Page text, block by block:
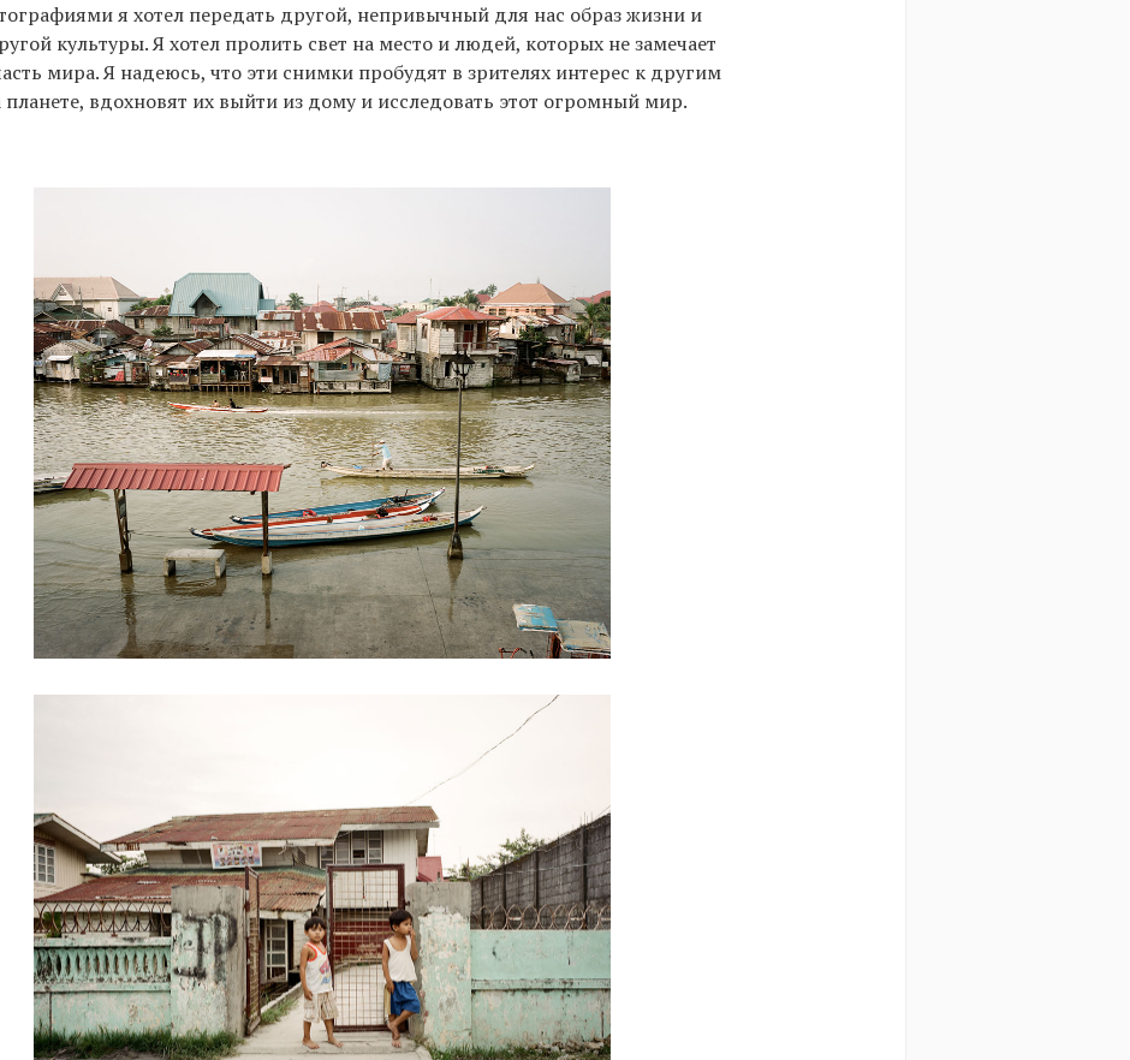
я хотел передать другой, непривычный для нас образ жизни и
культуры. Я хотел пролить свет на место и людей, которых не замечает
мира. Я надеюсь, что эти снимки пробудят в зрителях интерес к другим
планете, вдохновят их выйти из дому и исследовать этот огромный мир.